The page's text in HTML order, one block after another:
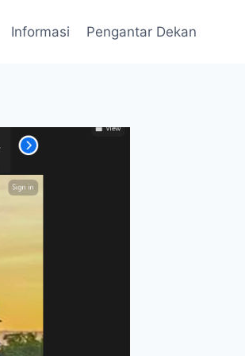
Informasi Pengantar Dekan